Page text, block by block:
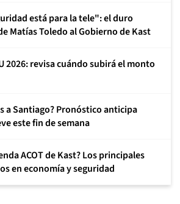
está para la tele": el duro
Matías Toledo al Gobierno de Kast
2026: revisa cuándo subirá el monto
a Santiago? Pronóstico anticipa
este fin de semana
ACOT de Kast? Los principales
en economía y seguridad